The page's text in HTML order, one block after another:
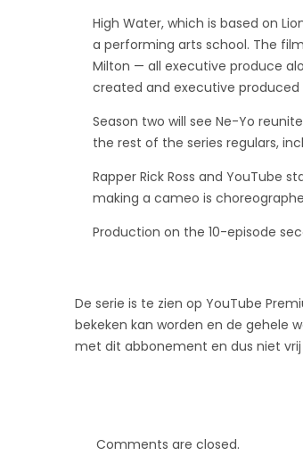
High Water, which is based on
a performing arts school. The
Milton — all executive produce
created and executive produced
Season two will see Ne-Yo
the rest of the series regulars,
Rapper Rick Ross and YouTube
making a cameo is
Production on the 10-episode
De serie is te zien op YouTube
bekeken kan worden en de gehele
met dit abbonement en dus niet vrij
Comments are closed.